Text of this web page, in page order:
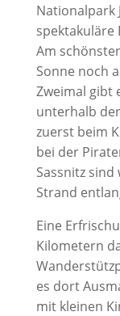
Nationalpark
spektakuläre
Am
Sonne noch
Zweimal gibt
unterhalb
zuerst beim
bei der
Sassnitz
Strand
Eine
Kilometern
es dort
mit kleinen